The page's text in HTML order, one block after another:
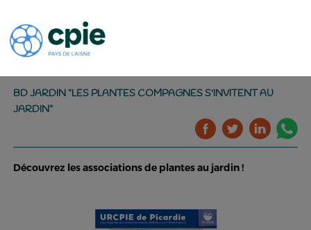
BD JARDIN "LES PLANTES COMPAGNES S'INVITENT AU
JARDIN"
Découvrez les associations de plantes au jardin !